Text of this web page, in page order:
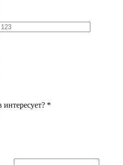
интересует? *